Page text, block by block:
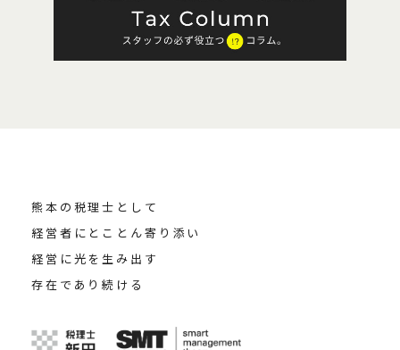
熊本の税理士として
経営者にとことん寄り添い
経営に光を生み出す
存在であり続ける